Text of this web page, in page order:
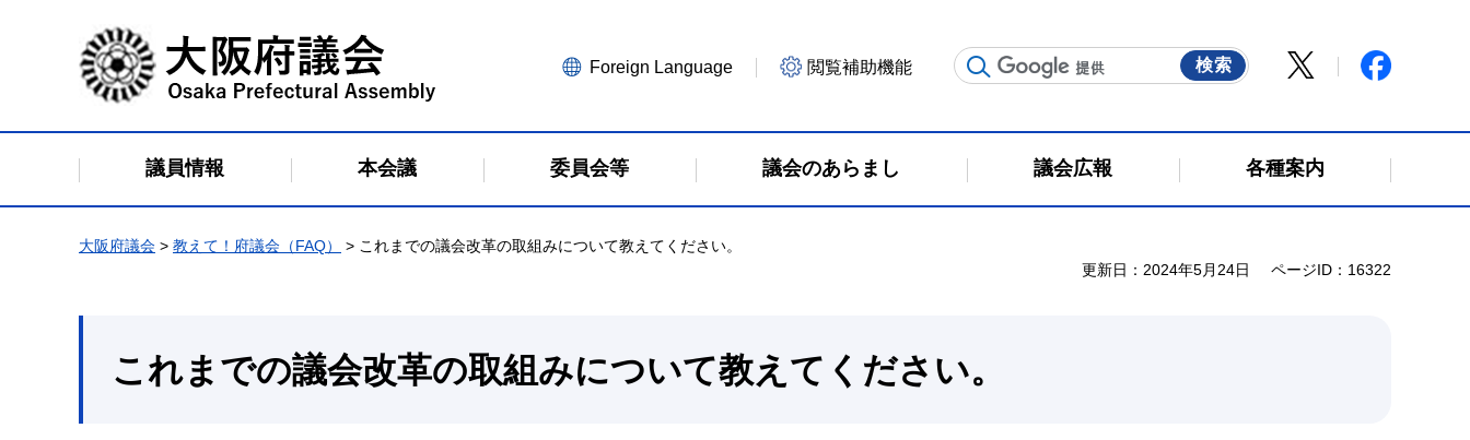
大阪府議会
Foreign Language 閲覧補助機能
議員情報 本会議 委員会等 議会のあらまし 議会広報 各種案内
大阪府議会 > 教えて！府議会（FAQ）
> これまでの議会改革の取組みについて教えてください。
更新日：2024年5月24日
ページID：16322
これまでの議会改革の取組みについて教えてください。